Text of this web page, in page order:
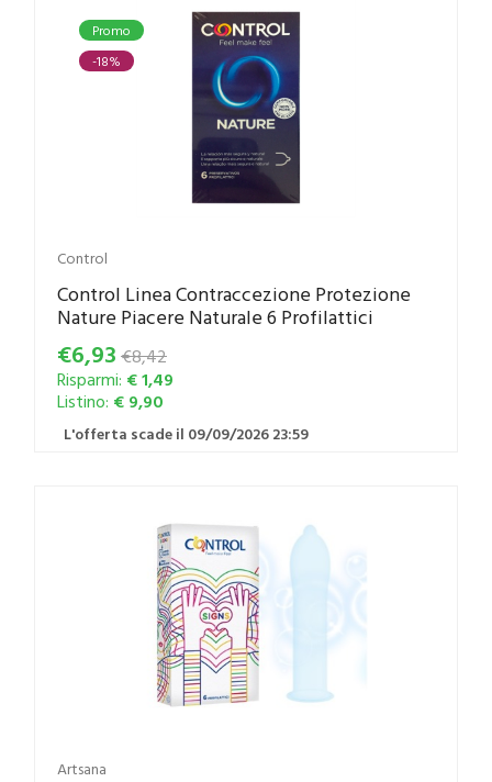
Promo
-18%
Control
Control Linea Contraccezione Protezione
Nature Piacere Naturale 6 Profilattici
€6,93 €8,42
Risparmi: € 1,49
Listino: € 9,90
L'offerta scade il 09/09/2026 23:59
Artsana